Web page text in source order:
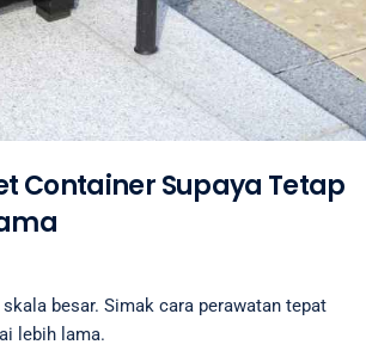
Container Supaya Tetap
besar. Simak cara perawatan tepat
lebih lama.